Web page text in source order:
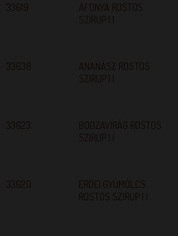
33619
ÁFONYA ROSTOS
SZIRUP 1 l
33638
ANANÁSZ ROSTOS
SZIRUP 1 l
33623
BODZAVIRÁG ROSTOS
SZIRUP 1 l
33620
ERDEI GYÜMÖLCS
ROSTOS SZIRUP 1 l